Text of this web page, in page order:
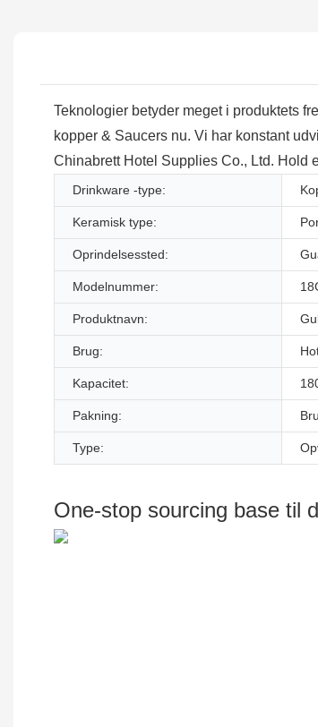
Teknologier betyder meget i produktets
kopper & Saucers nu. Vi har konstant
Chinabrett Hotel Supplies Co., Ltd. Hold
Drinkware -type:
Keramisk type:
Oprindelsessted:
Modelnummer:
Produktnavn:
Brug:
Kapacitet:
Pakning:
Type:
One-stop sourcing base til